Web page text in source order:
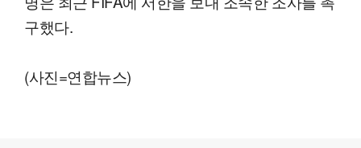
구했다.
(사진=연합뉴스)